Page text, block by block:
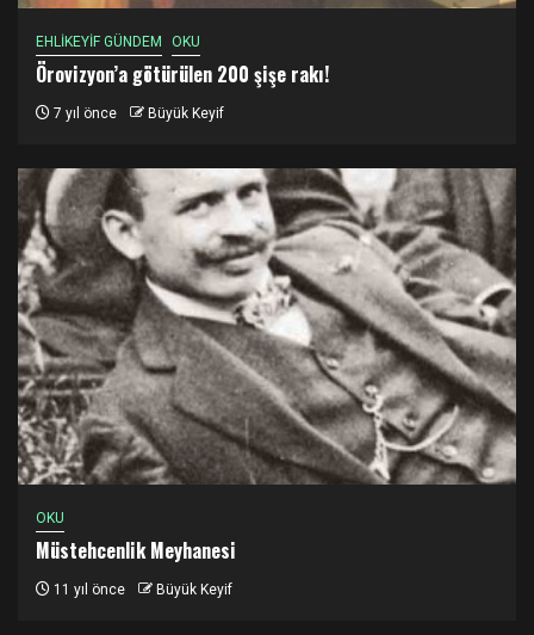
EHLİKEYİF GÜNDEM OKU
Örovizyon’a götürülen 200 şişe rakı!
7 yıl önce Büyük Keyif
OKU
Müstehcenlik Meyhanesi
11 yıl önce Büyük Keyif